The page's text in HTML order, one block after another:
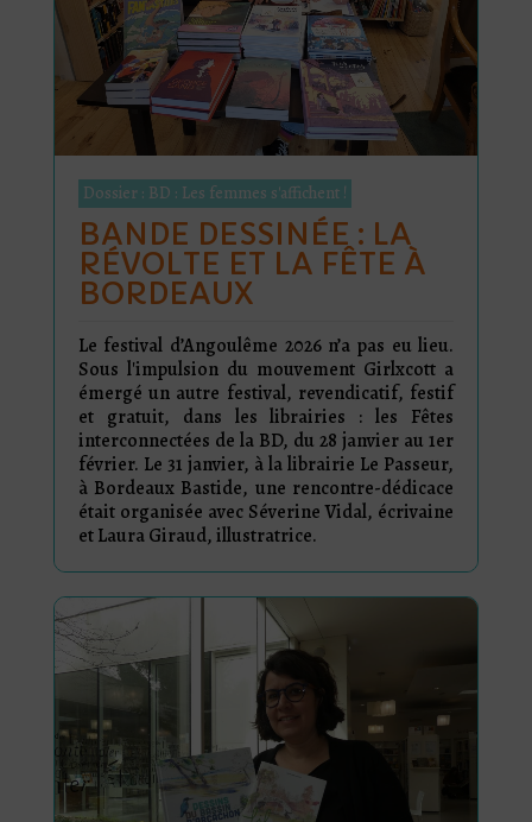
Dossier : BD : Les femmes s'affichent !
BANDE DESSINÉE : LA
RÉVOLTE ET LA FÊTE À
BORDEAUX
Le festival d’Angoulême 2026 n’a pas eu lieu.
Sous l'impulsion du mouvement Girlxcott a
émergé un autre festival, revendicatif, festif
et gratuit, dans les librairies : les Fêtes
interconnectées de la BD, du 28 janvier au 1er
février. Le 31 janvier, à la librairie Le Passeur,
à Bordeaux Bastide, une rencontre-dédicace
était organisée avec Séverine Vidal, écrivaine
et Laura Giraud, illustratrice.